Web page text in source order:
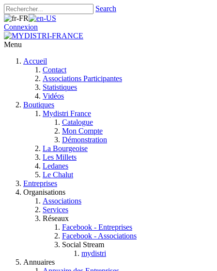
Search
Connexion
Menu
Accueil
Contact
Associations Participantes
Statistiques
Vidéos
Boutiques
Mydistri France
Catalogue
Mon Compte
Démonstration
La Bourgeoise
Les Millets
Ledanes
Le Chalut
Entreprises
Organisations
Associations
Services
Réseaux
Facebook - Entreprises
Facebook - Associations
Social Stream
mydistri
Annuaires